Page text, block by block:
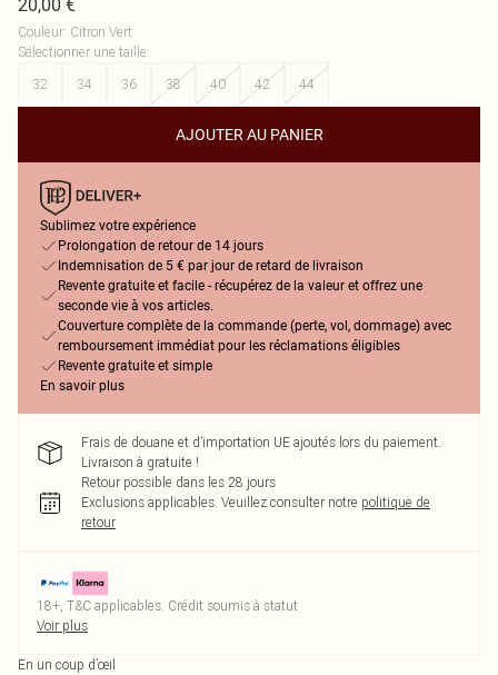
20,00 €
Couleur: Citron Vert
Sélectionner une taille:
32
34 36 38 40 42 44
AJOUTER AU PANIER
Sublimez votre expérience
Prolongation de retour de 14 jours
Indemnisation de 5 € par jour de retard de livraison
Revente gratuite et facile - récupérez de la valeur et offrez une
seconde vie à vos articles.
Couverture complète de la commande (perte, vol, dommage) avec
remboursement immédiat pour les réclamations éligibles
Revente gratuite et simple
En savoir plus
Frais de douane et d’importation UE ajoutés lors du paiement.
Livraison à gratuite !
Retour possible dans les 28 jours
Exclusions applicables. Veuillez consulter notre politique de
retour
18+, T&C applicables. Crédit soumis à statut
Voir plus
En un coup d’œil